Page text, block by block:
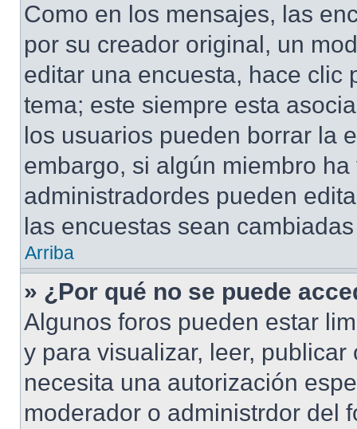
Como en los mensajes, las
por su creador original, un
editar una encuesta, hace clic
tema; este siempre esta
los usuarios pueden borrar la
embargo, si algún miembro
administradordes pueden
las encuestas sean
Arriba
» ¿Por qué no se puede
Algunos foros pueden estar
y para visualizar, leer,
necesita una autorización
moderador o administrdor del